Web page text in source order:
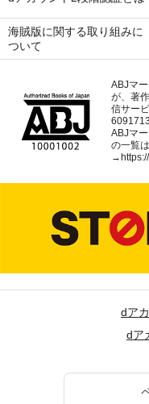
海賊版に関する取り組みに
ついて
ABJマ
が、著
信サー
ABJマ
の一覧
→
dア
dア